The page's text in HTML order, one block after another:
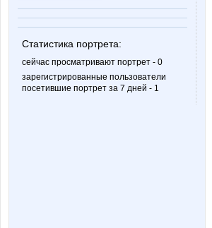
Статистика портрета:
сейчас просматривают портрет - 0
зарегистрированные пользователи
посетившие портрет за 7 дней - 1